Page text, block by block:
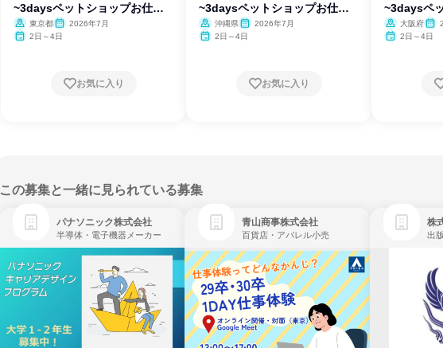
~3daysペットショップお仕事
体験東京都
2026年7月
2日～4日
お気に入り
~3daysペットショップお仕事
体験沖縄県
2026年7月
2日～4日
お気に入り
~3daysペ
体験大阪府
2日～4日
この募集と一緒に見られている募集
パナソニック株式会社
半導体・電子機器メーカー
青山商事株式会社
百貨店・アパレル小売
株
出